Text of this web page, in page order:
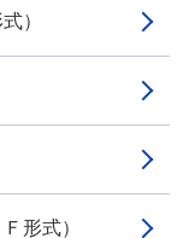
）
形式）